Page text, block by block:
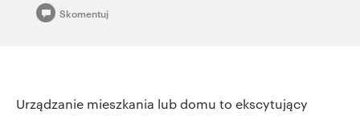
Skomentuj
Urządzanie mieszkania lub domu to ekscytujący